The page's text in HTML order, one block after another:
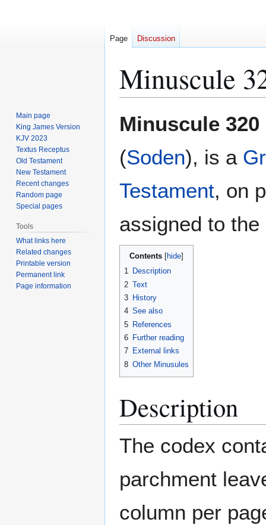
Minuscule
toto
Minuscule 320
(Soden), is a
Testament, on
assigned to
Contents
1 Description
2 Text
3 History
4 See also
5 References
6 Further reading
7 External links
8 Other Minusules
Description
The codex
parchment
column per
Page Discussion
Main page
King James Version
KJV 2023
Textus Receptus
Old Testament
New Testament
Recent changes
Random page
Special pages
Tools
What links here
Related changes
Printable version
Permanent link
Page information